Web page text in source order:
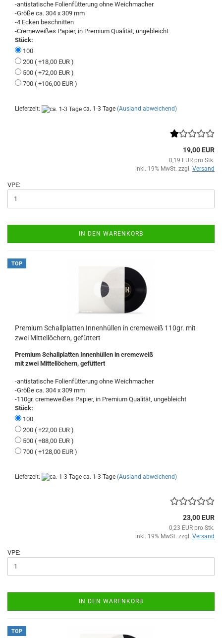
-antistatische Folienfütterung ohne Weichmacher
-Größe ca. 304 x 309 mm
-4 Ecken beschnitten
-Cremeweißes Papier, in Premium Qualität, ungebleicht
Stück:
100
200 ( +18,00 EUR )
500 ( +72,00 EUR )
700 ( +106,00 EUR )
Lieferzeit: ca. 1-3 Tage (Ausland abweichend)
19,00 EUR
0,19 EUR pro Stk.
inkl. 19% MwSt. zzgl. Versand
VPE:
IN DEN WARENKORB
TOP
Premium Schallplatten Innenhüllen in cremeweiß 110gr. mit
zwei Mittellöchern, gefüttert
Premium Schallplatten Innenhüllen in cremeweiß
mit zwei Mittellöchern, gefüttert
-antistatische Folienfütterung ohne Weichmacher
-Größe ca. 304 x 309 mm
-110gr. cremeweißes Papier, in Premium Qualität, ungebleicht
Stück:
100
200 ( +22,00 EUR )
500 ( +88,00 EUR )
700 ( +128,00 EUR )
Lieferzeit: ca. 1-3 Tage (Ausland abweichend)
23,00 EUR
0,23 EUR pro Stk.
inkl. 19% MwSt. zzgl. Versand
VPE:
IN DEN WARENKORB
TOP